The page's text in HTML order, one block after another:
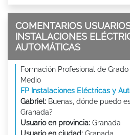
COMENTARIOS
INSTALACIONES
AUTOMÁTICAS
Formación Profesional de
Medio
FP Instalaciones Eléctricas y
Gabriel: Buenas, dónde puedo
Granada?
Usuario en provincia: Granada